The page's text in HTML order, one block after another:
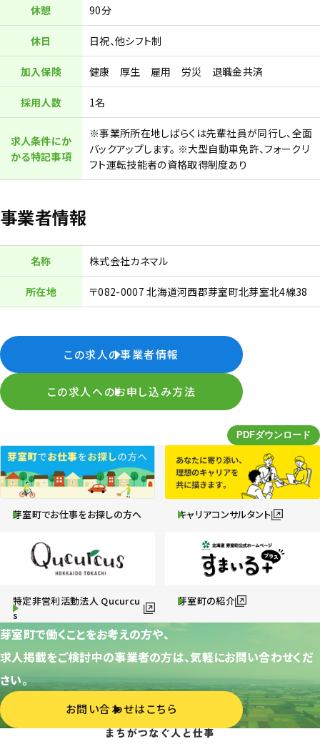
休憩 90分
休日 日祝、他シフト制
加入保険 健康 厚生 雇用 労災 退職金共済
採用人数 1名
求人条件にか
かる特記事項
※事業所所在地しばらくは先輩社員が同行し、全面
バックアップします。 ※大型自動車免許、フォークリ
フト運転技能者の資格取得制度あり
事業者情報
名称 株式会社カネマル
所在地 〒082-0007 北海道河西郡芽室町北芽室北4線38
この求人の事業者情報
この求人へのお申し込み方法
芽室町でお仕事をお探しの方へ キャリアコンサルタント
特定非営利活動法人 Qucurcu
s
芽室町の紹介
芽室町で働くことをお考えの方や、
求人掲載をご検討中の事業者の方は、気軽にお問い合わせくだ
さい。
お問い合わせはこちら